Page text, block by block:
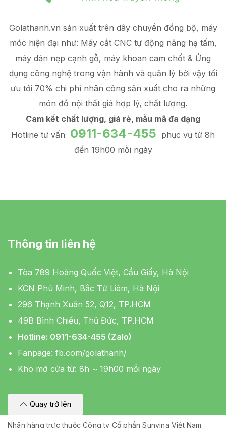
Golathanh.vn sản xuất trên dây chuyền đồng bộ, máy
móc hiện đại như: Máy cắt CNC tự động nâng hạ tấm,
máy dán nẹp cạnh gỗ, máy khoan cam chốt & Ứng
dụng công nghệ trong vận hành và quản lý bởi vậy tối
ưu tới 70% chi phí nhân công sản xuất cho ra những
món đồ nội thất giá hợp lý, chất lượng.
Cam kết chất lượng, giá rẻ, mẫu mã đa dạng
Hotline tư vấn 0911-634-455 phục vụ từ 8h
đến 19h00 mỗi ngày
Thông tin liên hệ
Tòa 789 Hoàng Quốc Việt, Cầu Giấy, Hà Nội
KCN Phú Minh, Bắc Từ Liêm, Hà Nội
296 Thạnh Xuân 52, Q12, TP.HCM
49B Bình Chiểu, Thủ Đức, TP.HCM
Hotline: 0911-634-455 (Zalo)
Fanpage: fb.com/golathanh/
Kho mở cửa từ: 8h ~ 19h00 mỗi ngày
Quay trở lên
Nhãn hàng trực thuộc Công ty Cổ phần Sunvina Việt Nam